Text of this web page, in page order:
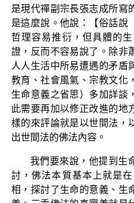
是現代禪副宗長張志成所寫
是這麼說。他說：【俗話說
哲理容易推衍，但具體的
證，反而不容易說了。除非
人人生活中所易遭遇的矛盾
教育、社會風氣、宗教文化
生命意義之省思）多加詳談
此需要再加以修正改進的地
樣的來評論就是以世間法，
出世間法的佛法內容。
我們要來說，他提到生
討，佛法本質基本上就是
相，探討了生命的意義、生